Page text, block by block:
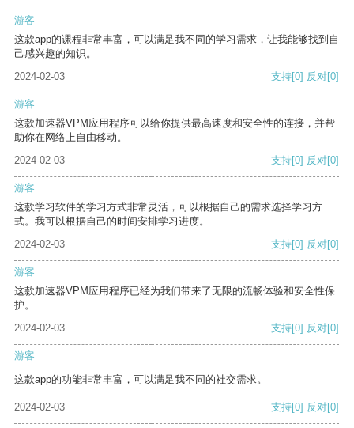
游客
这款app的课程非常丰富，可以满足我不同的学习需求，让我能够找到自
己感兴趣的知识。
2024-02-03
支持[0] 反对[0]
游客
这款加速器VPM应用程序可以给你提供最高速度和安全性的连接，并帮
助你在网络上自由移动。
2024-02-03
支持[0] 反对[0]
游客
这款学习软件的学习方式非常灵活，可以根据自己的需求选择学习方
式。我可以根据自己的时间安排学习进度。
2024-02-03
支持[0] 反对[0]
游客
这款加速器VPM应用程序已经为我们带来了无限的流畅体验和安全性保
护。
2024-02-03
支持[0] 反对[0]
游客
这款app的功能非常丰富，可以满足我不同的社交需求。
2024-02-03 支持[0] 反对[0]